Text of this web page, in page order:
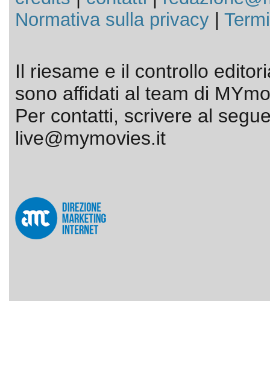
Normativa sulla privacy|
Il riesame e il controllo
sono affidati al team di
Per contatti, scrivere al
live@mymovies.it